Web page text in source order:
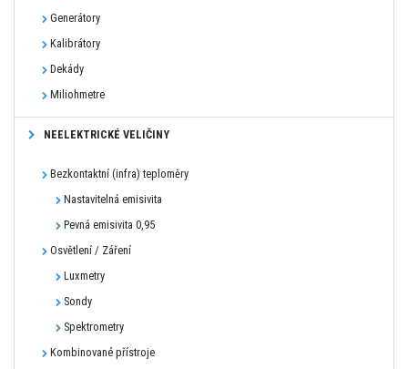
Generátory
Kalibrátory
Dekády
Miliohmetre
NEELEKTRICKÉ VELIČINY
Bezkontaktní (infra) teploměry
Nastavitelná emisivita
Pevná emisivita 0,95
Osvětlení / Záření
Luxmetry
Sondy
Spektrometry
Kombinované přístroje